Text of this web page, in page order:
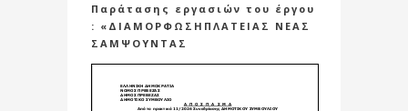
Παράτασης εργασιών του έργου
: «ΔΙΑΜΟΡΦΩΣΗΠΛΑΤΕΙΑΣ ΝΕΑΣ
ΣΑΜΨΟΥΝΤΑΣ